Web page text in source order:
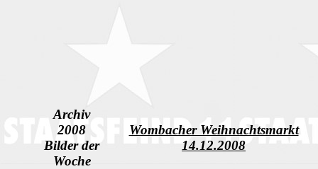
Archiv
2008
Bilder der
Woche
Wombacher Weihnachtsmarkt
14.12.2008